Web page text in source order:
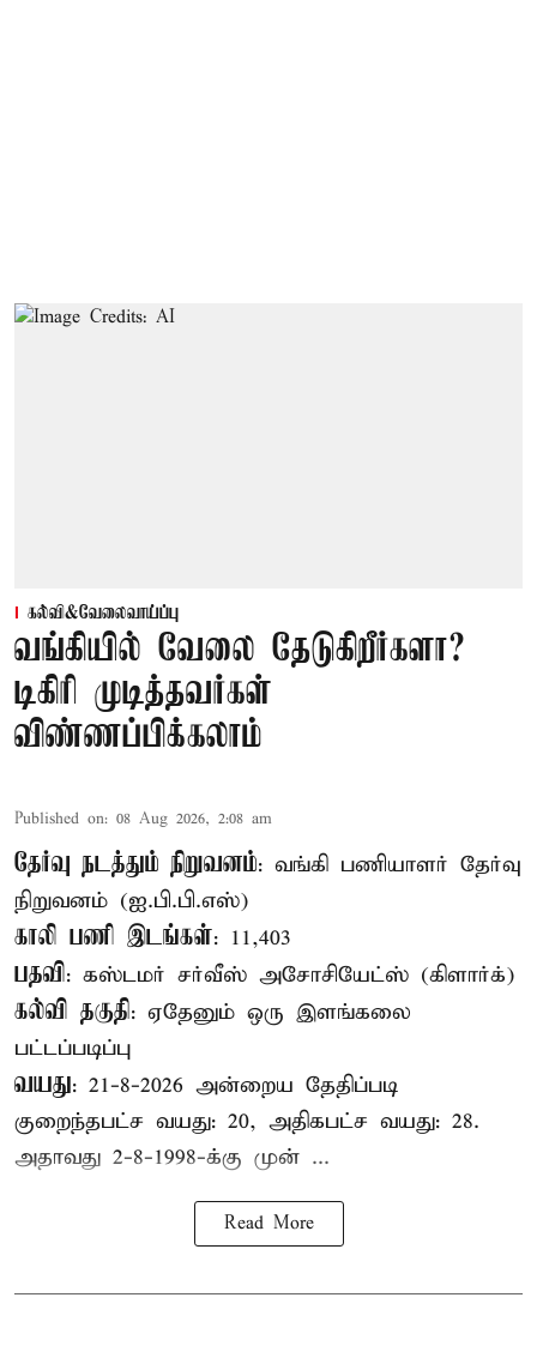
கல்வி&வேலைவாய்ப்பு
வங்கியில் வேலை தேடுகிறீர்களா?
டிகிரி முடித்தவர்கள்
விண்ணப்பிக்கலாம்
Published on: 08 Aug 2026, 2:08 am
தேர்வு நடத்தும் நிறுவனம்: வங்கி பணியாளர் தேர்வு
நிறுவனம் (ஐ.பி.பி.எஸ்)
காலி பணி இடங்கள்: 11,403
பதவி: கஸ்டமர் சர்வீஸ் அசோசியேட்ஸ் (கிளார்க்)
கல்வி தகுதி: ஏதேனும் ஒரு இளங்கலை
பட்டப்படிப்பு
வயது: 21-8-2026 அன்றைய தேதிப்படி
குறைந்தபட்ச வயது: 20, அதிகபட்ச வயது: 28.
அதாவது 2-8-1998-க்கு முன் ...
Read More